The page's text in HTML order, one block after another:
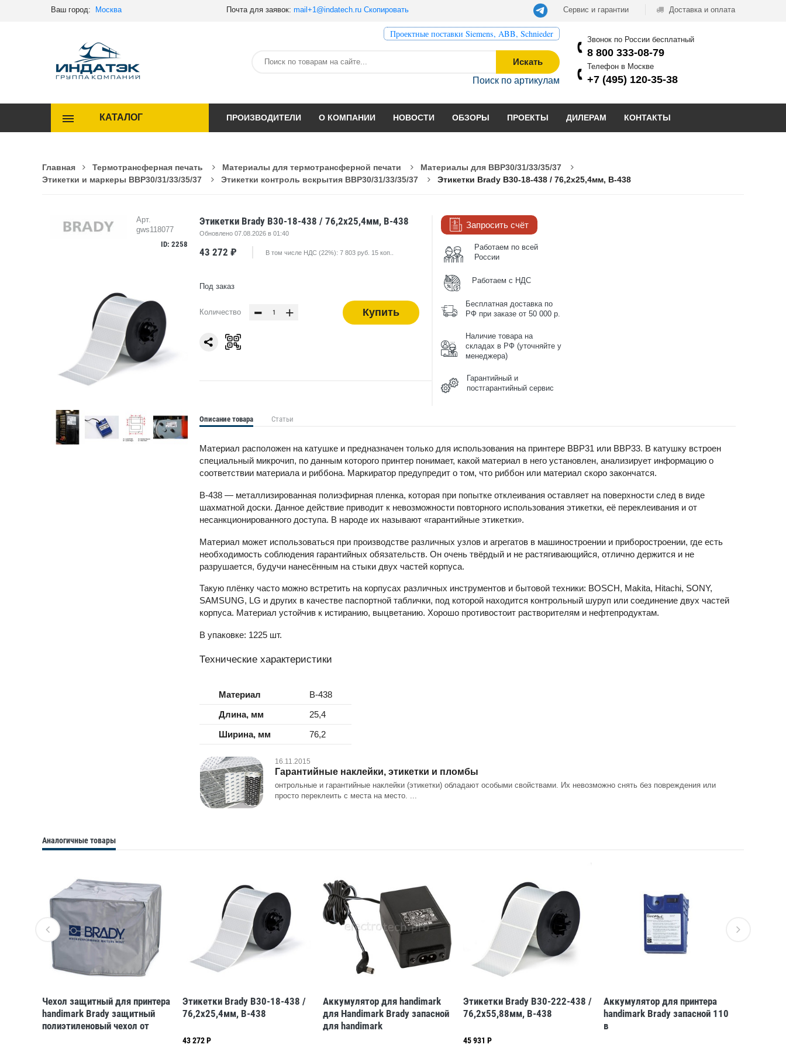
Ваш город: Москва Почта для заявок: mail+1@indatech.ru Скопировать Сервис и гарантии Доставка и оплата
Проектные поставки Siemens, ABB, Schnieder
Искать
Поиск по артикулам
Звонок по России бесплатный
8 800 333-08-79
Телефон в Москве
+7 (495) 120-35-38
КАТАЛОГ ПРОИЗВОДИТЕЛИ О КОМПАНИИ НОВОСТИ ОБЗОРЫ ПРОЕКТЫ ДИЛЕРАМ КОНТАКТЫ
Главная Термотрансферная печать Материалы для термотрансферной печати
Материалы для BBP30/31/33/35/37
Этикетки и маркеры BBP30/31/33/35/37
Этикетки контроль вскрытия BBP30/31/33/35/37 Этикетки Brady B30-18-438 / 76,2x25,4мм, B-438
Арт.
gws118077
ID: 2258
Этикетки Brady B30-18-438 / 76,2x25,4мм, B-438
Обновлено 07.08.2026 в 01:40
43 272 ₽ В том числе НДС (22%): 7 803 руб. 15 коп..
Под заказ
Количество - + Купить
Запросить счёт
Работаем по всей
России
Работаем с НДС
Бесплатная доставка по
РФ при заказе от 50 000 р.
Наличие товара на
складах в РФ (уточняйте у
менеджера)
Гарантийный и
постгарантийный сервис
Описание товара Статьи
Материал расположен на катушке и предназначен только для использования на принтере BBP31 или BBP33. В катушку встроен
специальный микрочип, по данным которого принтер понимает, какой материал в него установлен, анализирует информацию о
соответствии материала и риббона. Маркиратор предупредит о том, что риббон или материал скоро закончатся.
B-438 — металлизированная полиэфирная пленка, которая при попытке отклеивания оставляет на поверхности след в виде
шахматной доски. Данное действие приводит к невозможности повторного использования этикетки, её переклеивания и от
несанкционированного доступа. В народе их называют «гарантийные этикетки».
Материал может использоваться при производстве различных узлов и агрегатов в машиностроении и приборостроении, где есть
необходимость соблюдения гарантийных обязательств. Он очень твёрдый и не растягивающийся, отлично держится и не
разрушается, будучи нанесённым на стыки двух частей корпуса.
Такую плёнку часто можно встретить на корпусах различных инструментов и бытовой техники: BOSCH, Makita, Hitachi, SONY,
SAMSUNG, LG и других в качестве паспортной таблички, под которой находится контрольный шуруп или соединение двух частей
корпуса. Материал устойчив к истиранию, выцветанию. Хорошо противостоит растворителям и нефтепродуктам.
В упаковке: 1225 шт.
Технические характеристики
Материал
B-438
Длина, мм
25,4
Ширина, мм
76,2
16.11.2015
Гарантийные наклейки, этикетки и пломбы
онтрольные и гарантийные наклейки (этикетки) обладают особыми свойствами. Их невозможно снять без повреждения или
просто переклеить с места на место. ...
Аналогичные товары
Чехол защитный для принтера
handimark Brady защитный
полиэтиленовый чехол от
Этикетки Brady B30-18-438 /
76,2x25,4мм, B-438
43 272 Р
Аккумулятор для handimark
для Handimark Brady запасной
для handimark
Этикетки Brady B30-222-438 /
76,2x55,88мм, B-438
45 931 Р
Аккумулятор для принтера
handimark Brady запасной 110
в